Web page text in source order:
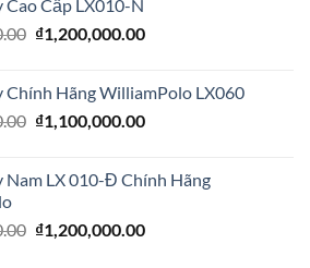
₫1,500,000.00.
là:
₫980,000.00.
Cao Cấp LX010-N
Giá
₫1,600,000.00.
₫1,200,000.00Giá
là:
₫1,200,000.00.
Chính Hãng WilliamPolo LX060
Giá
₫1,500,000.00.
₫1,100,000.00Giá
là:
Nam LX 010-Đ Chính Hãng
Giá
₫1,200,000.00Giá